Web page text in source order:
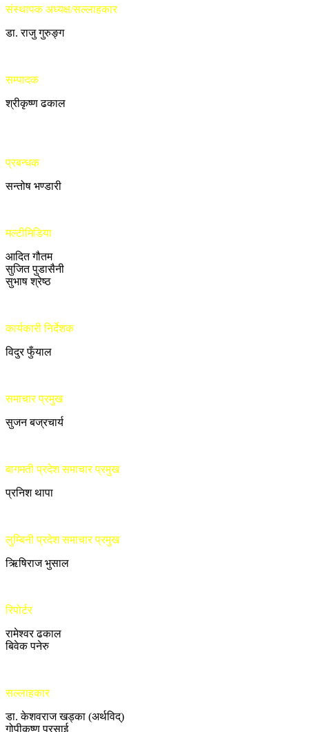
संस्थापक अध्यक्ष/सल्लाहकार
डा. राजु गुरुङ्ग
सम्पादक
श्रीकृष्ण ढकाल
प्रबन्धक
सन्तोष भण्डारी
मल्टीमिडिया
आदित गौतम
सुजित पुडासैनी
सुभाष श्रेष्ठ
कार्यकारी निर्देशक
विदुर फुँयाल
समाचार प्रमुख
सुजन बज्रचार्य
बागमती प्रदेश समाचार प्रमुख
प्रनिश थापा
लुम्बिनी प्रदेश समाचार प्रमुख
ऋिषिराज भुसाल
रिपोर्टर
रामेश्वर ढकाल
बिवेक पनेरु
सल्लाहकार
डा. केशवराज खड्का (अर्थविद्)
गोपीकृष्ण प्रसाई